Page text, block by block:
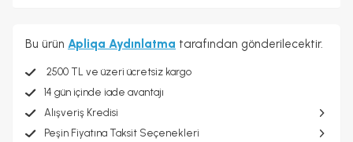
Bu ürün Apliqa Aydınlatma tarafından gönderilecektir.
2500 TL ve üzeri ücretsiz kargo
14 gün içinde iade avantajı
Alışveriş Kredisi
Peşin Fiyatına Taksit Seçenekleri